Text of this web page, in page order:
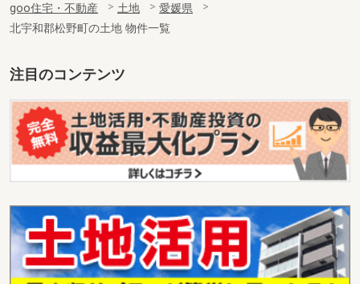
goo住宅・不動産 土地
愛媛県
北宇和郡松野町の土地 物件一覧
注目のコンテンツ